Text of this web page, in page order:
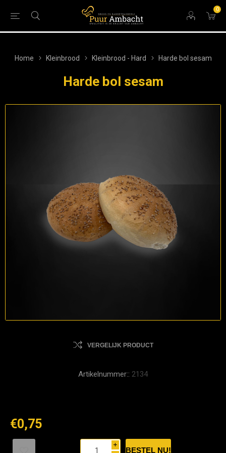
0
Home Kleinbrood Kleinbrood - Hard Harde bol sesam
Harde bol sesam
VERGELIJK PRODUCT
Artikelnummer:: 2134
€0,75
i